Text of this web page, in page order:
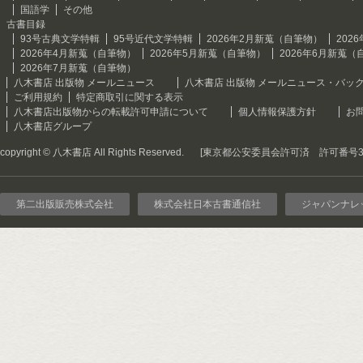
国語学
その他
古書目録
93号古典文学特輯
95号近代文学特輯 2026年2月新蒐（自筆物）
2026
2026年4月新蒐（自筆物）
2026年5月新蒐（自筆物）
2026年6月新蒐（
2026年7月新蒐（自筆物）
八木書店 出版物 メールニュース
八木書店 出版物 メールニュース・バッ
ご利用規約
特定商取引に関する表示
八木書店出版物からの転載許可申請について
個人情報保護方針
お
八木書店グループ
copyright © 八木書店 All Rights Reserved. [東京都公安委員会許可済 許可番号
第二出版販売株式会社 株式会社日本古書通信社 ジャパンナレ